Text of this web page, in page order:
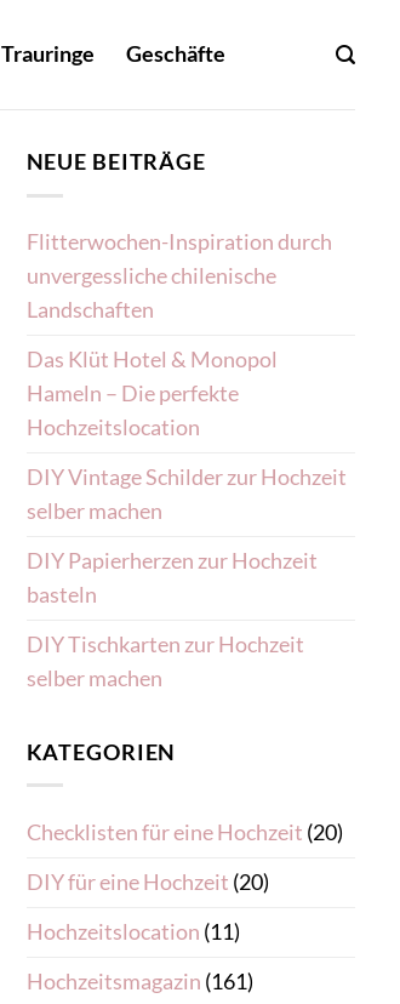
Trauringe Geschäfte
NEUE BEITRÄGE
Flitterwochen-Inspiration durch
unvergessliche chilenische
Landschaften
Das Klüt Hotel & Monopol
Hameln – Die perfekte
Hochzeitslocation
DIY Vintage Schilder zur Hochzeit
selber machen
DIY Papierherzen zur Hochzeit
basteln
DIY Tischkarten zur Hochzeit
selber machen
KATEGORIEN
Checklisten für eine Hochzeit (20)
DIY für eine Hochzeit (20)
Hochzeitslocation (11)
Hochzeitsmagazin (161)